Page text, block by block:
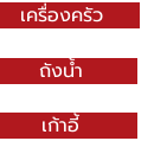
เครื่องครัว
ถังน้ำ
เก้าอี้